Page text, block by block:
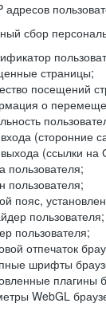
адресов
сбор
страницы;
посещений
о
(сторонние
(ссылки на
пользователя;
пользователя;
пояс,
пользователя;
пользователя;
отпечаток
шрифты
плагины
WebGL